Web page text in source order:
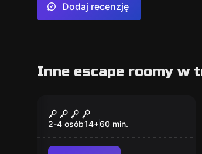
Dodaj recenzję
Inne escape roomy w
Potworne Miasteczko
2-4 osób14+60 min.